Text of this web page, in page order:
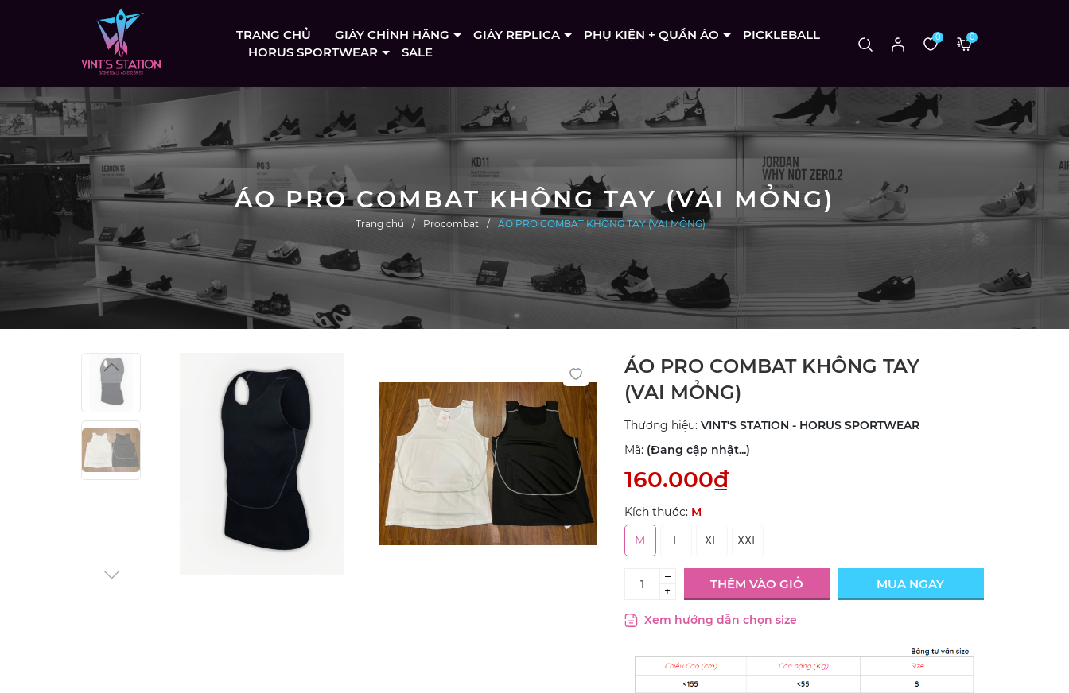
TRANG CHỦ GIÀY CHÍNH HÃNG GIÀY REPLICA PHỤ KIỆN + QUẦN ÁO
PICKLEBALL
HORUS SPORTWEAR
SALE
0 0
ÁO PRO COMBAT KHÔNG TAY (VAI MỎNG)
Trang chủ Procombat ÁO PRO COMBAT KHÔNG TAY (VAI MỎNG)
ÁO PRO COMBAT KHÔNG TAY
(VAI MỎNG)
Thương hiệu: VINT'S STATION - HORUS SPORTWEAR
Mã: (Đang cập nhật...)
160.000₫
Kích thước: M
M
L XL XXL
–
+
THÊM VÀO GIỎ MUA NGAY
Xem hướng dẫn chọn size